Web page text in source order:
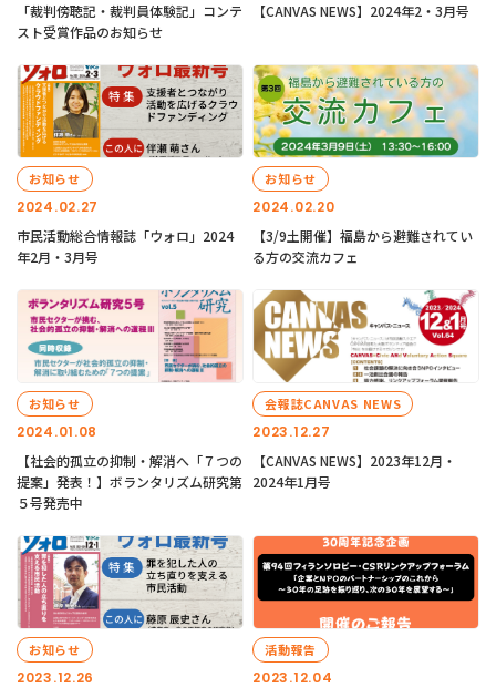
「裁判傍聴記・裁判員体験記」コンテ
スト受賞作品のお知らせ
【CANVAS NEWS】2024年2・3月号
2024.02.27
お知らせ
市民活動総合情報誌「ウォロ」2024
年2月・3月号
2024.02.20
お知らせ
【3/9土開催】福島から避難されてい
る方の交流カフェ
2024.01.08
お知らせ
【社会的孤立の抑制・解消へ「７つの
提案」発表！】ボランタリズム研究第
５号発売中
2023.12.27
会報誌CANVAS NEWS
【CANVAS NEWS】2023年12月・
2024年1月号
2023.12.26
お知らせ
2023.12.04
活動報告